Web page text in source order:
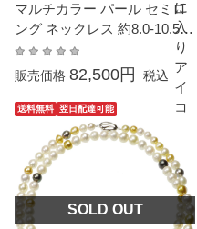
マルチカラー パール セミロ
ング ネックレス 約8.0-10.5m
m 約69cm シルバー SV 結婚
式 冠婚葬祭 葬儀 フォーマル
パーティー カジュアル 普段
使い 大粒 大ぶり
販売価格 82,500円 税込
送料無料 翌日配達可能
SOLD OUT